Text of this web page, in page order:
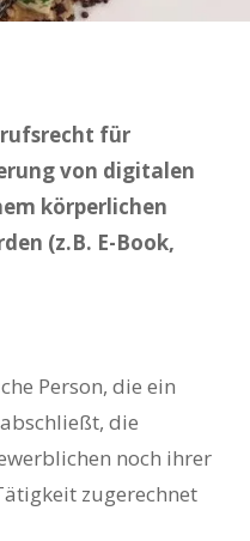
für
von digitalen
körperlichen
(z.B. E-Book,
Person, die ein
die
noch ihrer
zugerechnet